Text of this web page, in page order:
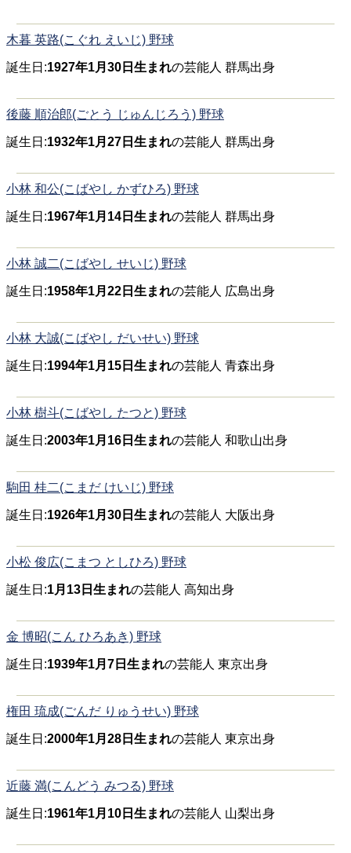
木暮 英路(こぐれ えいじ) 野球
誕生日:1927年1月30日生まれの芸能人 群馬出身
後藤 順治郎(ごとう じゅんじろう) 野球
誕生日:1932年1月27日生まれの芸能人 群馬出身
小林 和公(こばやし かずひろ) 野球
誕生日:1967年1月14日生まれの芸能人 群馬出身
小林 誠二(こばやし せいじ) 野球
誕生日:1958年1月22日生まれの芸能人 広島出身
小林 大誠(こばやし だいせい) 野球
誕生日:1994年1月15日生まれの芸能人 青森出身
小林 樹斗(こばやし たつと) 野球
誕生日:2003年1月16日生まれの芸能人 和歌山出身
駒田 桂二(こまだ けいじ) 野球
誕生日:1926年1月30日生まれの芸能人 大阪出身
小松 俊広(こまつ としひろ) 野球
誕生日:1月13日生まれの芸能人 高知出身
金 博昭(こん ひろあき) 野球
誕生日:1939年1月7日生まれの芸能人 東京出身
権田 琉成(ごんだ りゅうせい) 野球
誕生日:2000年1月28日生まれの芸能人 東京出身
近藤 満(こんどう みつる) 野球
誕生日:1961年1月10日生まれの芸能人 山梨出身